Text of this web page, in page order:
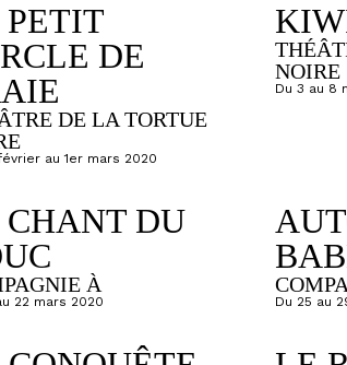
DE
DE LA TORTUE
au 1er mars 2020
NOIRE
Du 3 au 8
DU
À
22 mars 2020 Du 25 au